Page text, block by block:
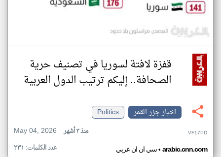
قفزة لافتة لسوريا في تصنيف حرية
الصحافة.. إليكم ترتيب الدول العربية
اخبار جزر القمر
Politics
May 04, 2026
منذ ٣ أشهر VF17PD
سي ان ان عربي• arabic.cnn.com عدد الكلمات: ٢٣١